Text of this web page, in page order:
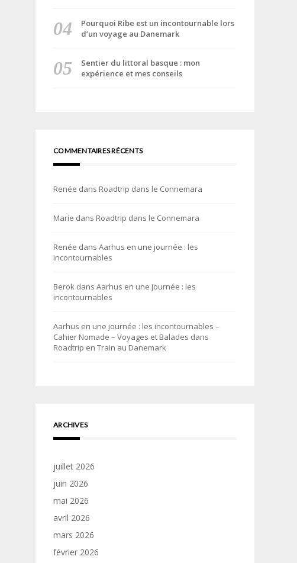
Pourquoi Ribe est un incontournable lors
d’un voyage au Danemark
Sentier du littoral basque : mon
expérience et mes conseils
COMMENTAIRES RÉCENTS
Renée dans Roadtrip dans le Connemara
Marie dans Roadtrip dans le Connemara
Renée dans Aarhus en une journée : les
incontournables
Berok dans Aarhus en une journée : les
incontournables
Aarhus en une journée : les incontournables –
Cahier Nomade – Voyages et Balades dans
Roadtrip en Train au Danemark
ARCHIVES
juillet 2026
juin 2026
mai 2026
avril 2026
mars 2026
février 2026